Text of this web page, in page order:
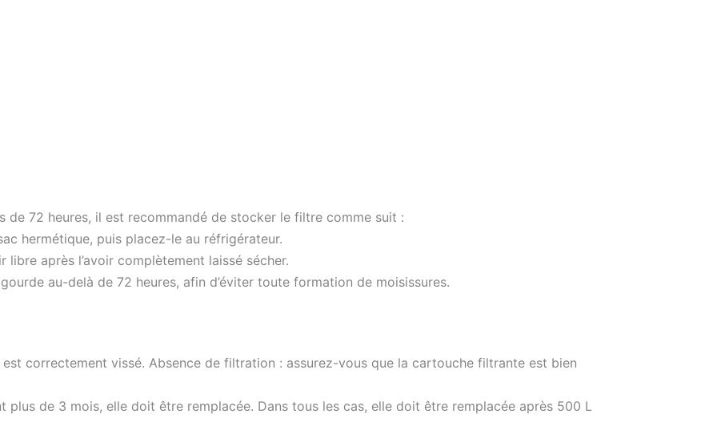
de 72 heures, il est recommandé de stocker le filtre comme suit :
hermétique, puis placez-le au réfrigérateur.
libre après l’avoir complètement laissé sécher.
au-delà de 72 heures, afin d’éviter toute formation de moisissures.
correctement vissé. Absence de filtration : assurez-vous que la cartouche filtrante est bien
plus de 3 mois, elle doit être remplacée. Dans tous les cas, elle doit être remplacée après 500 L